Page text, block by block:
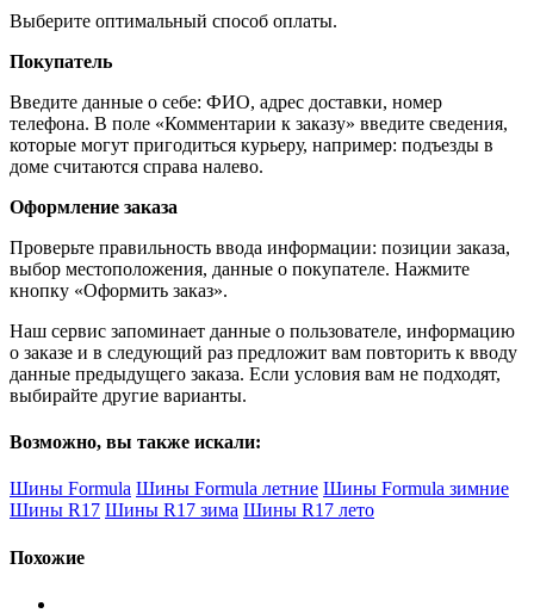
Выберите оптимальный способ оплаты.
Покупатель
Введите данные о себе: ФИО, адрес доставки, номер
телефона. В поле «Комментарии к заказу» введите сведения,
которые могут пригодиться курьеру, например: подъезды в
доме считаются справа налево.
Оформление заказа
Проверьте правильность ввода информации: позиции заказа,
выбор местоположения, данные о покупателе. Нажмите
кнопку «Оформить заказ».
Наш сервис запоминает данные о пользователе, информацию
о заказе и в следующий раз предложит вам повторить к вводу
данные предыдущего заказа. Если условия вам не подходят,
выбирайте другие варианты.
Возможно, вы также искали:
Шины Formula Шины Formula летние Шины Formula зимние
Шины R17 Шины R17 зима Шины R17 лето
Похожие